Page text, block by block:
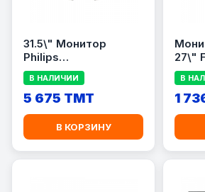
31.5\" Монитор
Philips
32M1C5200W/00
В НАЛИЧИИ
5 675 TMT
В КОРЗИНУ
27\"
В
1